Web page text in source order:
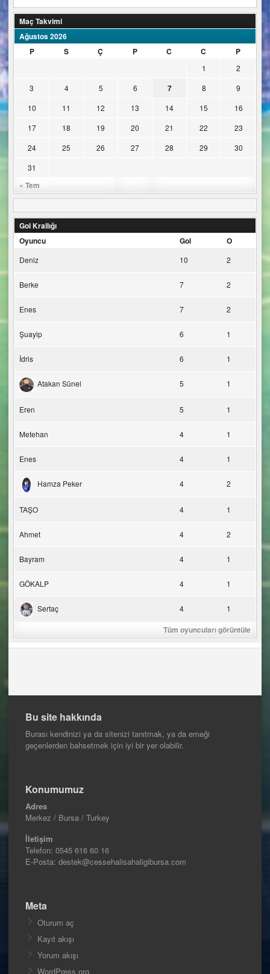
Maç Takvimi
Ağustos 2026
P
S Ç P C C P
« Tem
1
2
3
4 5 6 7 8
9
10
11 12 13 14 15
16
17
18 19 20 21 22
23
24
25 26 27 28 29
30
31
Gol Krallığı
Oyuncu
Gol O
Deniz 10 2
Berke 7 2
Enes 7 2
Şuayip 6 1
İdris 6 1
Atakan Sünel 5 1
Eren 5 1
Metehan 4 1
Enes 4 1
Hamza Peker 4 2
TAŞO 4 1
Ahmet 4 2
Bayram 4 1
GÖKALP 4 1
Sertaç 4 1
Tüm oyuncuları görüntüle
Bu site hakkında
Burası kendinizi ya da sitenizi tanıtmak, ya da emeği
geçenlerden bahsetmek için iyi bir yer olabilir.
Konumumuz
Adres
Merkez / Bursa / Turkey
İletişim
Telefon: 0545 616 60 16
E-Posta: destek@cessehalisahaligibursa.com
Meta
Oturum aç
Kayıt akışı
Yorum akışı
WordPress.org